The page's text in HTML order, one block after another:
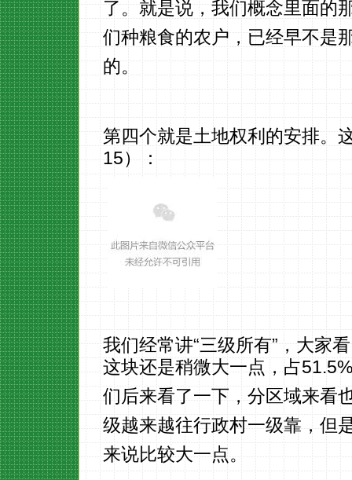
了。就是说，我们概念里面的
们种粮食的农户，已经早不是
的。
第四个就是土地权利的安排。
15）：
我们经常讲“三级所有”，大家
这块还是稍微大一点，占
们后来看了一下，分区域来看
级越来越往行政村一级靠，但
来说比较大一点。